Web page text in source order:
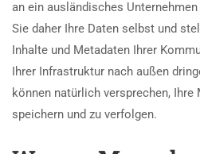
an ein ausländisches
Sie daher Ihre Daten selbst und
Inhalte und Metadaten Ihrer
Ihrer Infrastruktur nach außen
können natürlich versprechen, Ihre
speichern und zu verfolgen.